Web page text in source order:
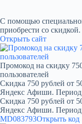
С помощью
приобрести со скидкой.
Открыть сайт
Промокод на скидку
пользователей
Скидка 750 рублей от
Яндекс Афиши. Период
Скидка 750 рублей от
Яндекс Афиши. Период
MD083793Открыть код